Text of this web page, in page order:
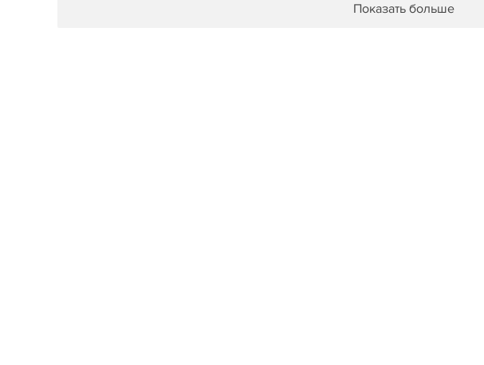
Показать больше